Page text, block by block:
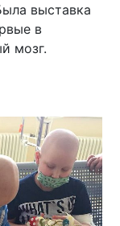
выставка
в
мозг.